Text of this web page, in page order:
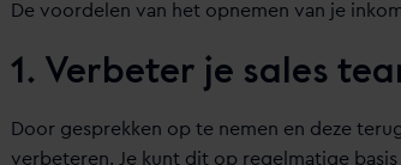
De voordelen van het opnemen van je
1. Verbeter je sales
Door gesprekken op te nemen en deze
verbeteren. Je kunt dit op regelmatige